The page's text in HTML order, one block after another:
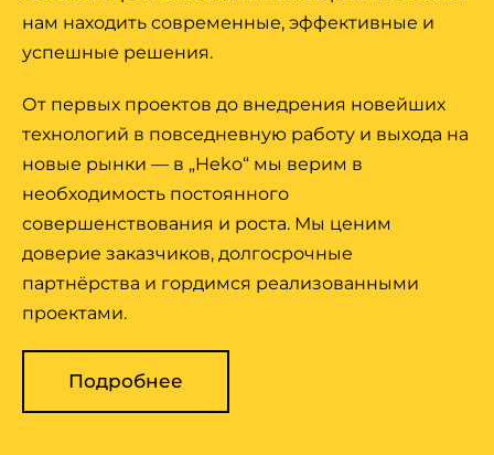
От индивидуально спроектированных домов
до типовых проектов — строительство вашего
гладко и слаженно с самой первой
консультации.
нам находить современные, эффективные и
успешные решения.
От первых проектов до внедрения новейших
технологий в повседневную работу и выхода на
новые рынки — в „Heko“ мы верим в
необходимость постоянного
совершенствования и роста. Мы ценим
доверие заказчиков, долгосрочные
партнёрства и гордимся реализованными
проектами.
Подробнее